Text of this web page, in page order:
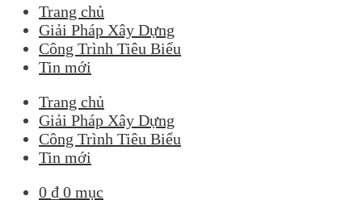
Trang chủ
Giải Pháp Xây Dựng
Công Trình Tiêu Biểu
Tin mới
Trang chủ
Giải Pháp Xây Dựng
Công Trình Tiêu Biểu
Tin mới
0 ₫ 0 mục